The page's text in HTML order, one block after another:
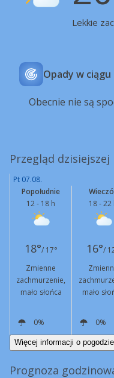
Lekkie
Opady w
Obecnie nie są
Przegląd
Pt 07.08.
Popołudnie
12 - 18 h
18 - 22
18°/ 17° 16°/
Zmienne
zachmurzenie,
mało słońca
mało
0%
0%
NW
12 km/h NW
9
Więcej informacji o
Prognoza